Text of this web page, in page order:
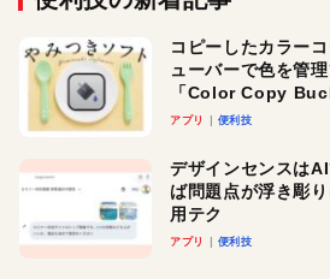
コピーしたカラー
ューバーで色を管
「Color Copy
アプリ 便利技
デザインセンスは
ば問題点が浮き彫
用テク
アプリ 便利技